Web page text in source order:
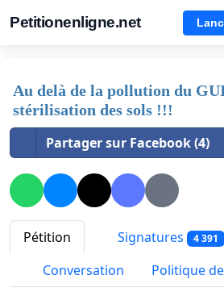
Petitionenligne.net
Au delà de la pollution du
stérilisation des sols !!!
Partager sur Facebook (4)
Pétition Signatures 4 391
Conversation Politique